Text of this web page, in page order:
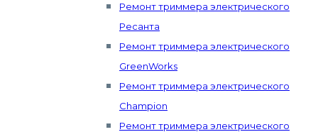
Ремонт триммера электрического
Ресанта
Ремонт триммера электрического
GreenWorks
Ремонт триммера электрического
Champion
Ремонт триммера электрического